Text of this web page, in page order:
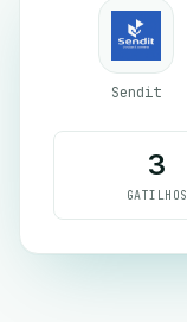
Sendit
3
GATILHOS